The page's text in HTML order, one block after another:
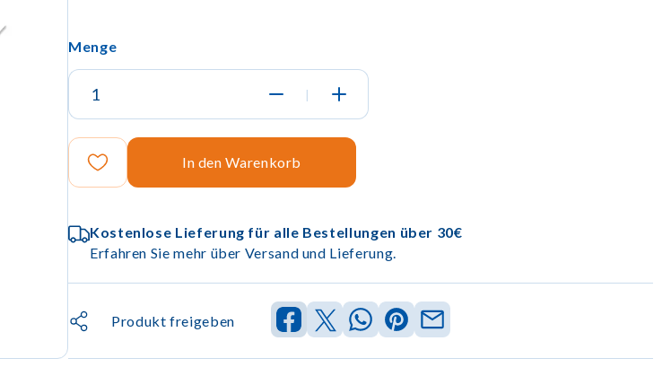
Menge
|
In den Warenkorb
Kostenlose Lieferung für alle Bestellungen über 30€
Erfahren Sie mehr über Versand und Lieferung.
Produkt freigeben